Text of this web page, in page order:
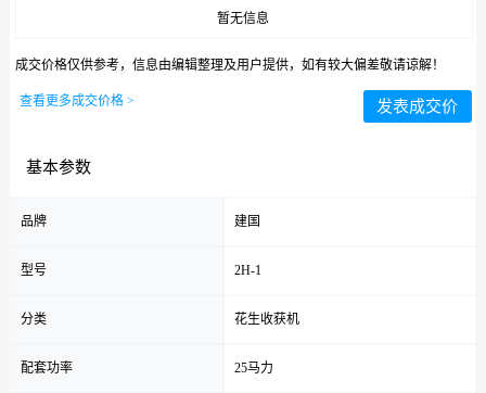
暂无信息
成交价格仅供参考，信息由编辑整理及用户提供，如有较大偏差敬请谅解！
查看更多成交价格 > 发表成交价
基本参数
品牌 建国
型号 2H-1
分类 花生收获机
配套功率 25马力